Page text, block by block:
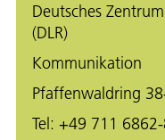
Deutsches
(DLR)
Kommunikation
Pfaffenwaldring
Tel: +49 711